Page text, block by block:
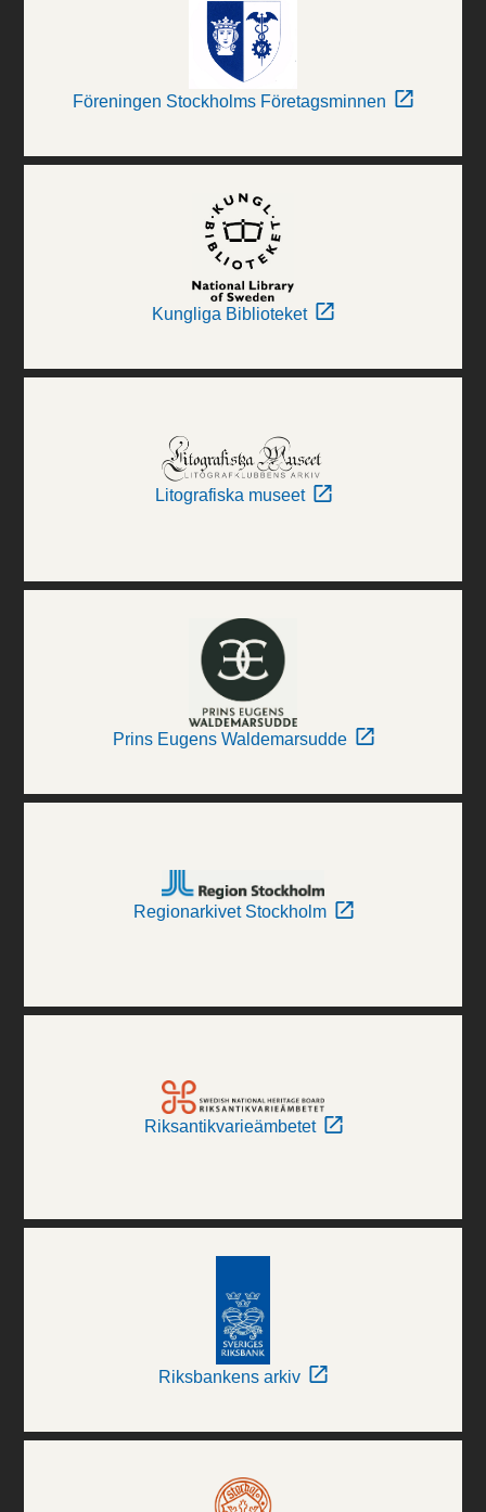
Föreningen Stockholms Företagsminnen
Kungliga Biblioteket
Litografiska museet
Prins Eugens Waldemarsudde
Regionarkivet Stockholm
Riksantikvarieämbetet
Riksbankens arkiv